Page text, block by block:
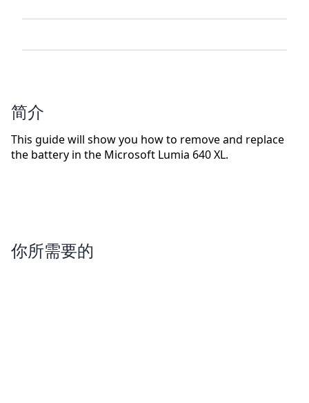
简介
This guide will show you how to remove and replace
the battery in the Microsoft Lumia 640 XL.
你所需要的